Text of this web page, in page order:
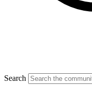
Search